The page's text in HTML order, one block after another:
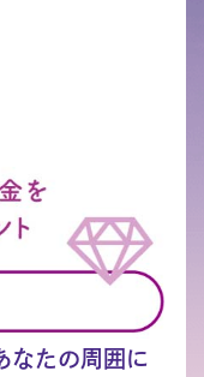
なたの周囲に